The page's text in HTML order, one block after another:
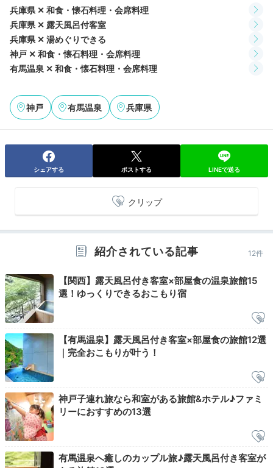
りました（笑）。
Breakfast
08:00
体が目覚める和朝食
日本料理 弓張月
朝食は、兵庫県の食材を中心とした和食膳。朝の体に沁
みるヘルシーな献立です。和室に宿泊した場合はお部
屋、洋室に宿泊した場合は日本料理レストラン「弓張
月」で、ゆっくりと頂けます。
kkmr_323
朝もお部屋食で、品数たくさんの和食でした。湯豆腐やおかずやデ
した！
兵庫県 ✕ 和食・懐石料理・会席料理
兵庫県 ✕ 露天風呂付客室
兵庫県 ✕ 湯めぐりできる
神戸 ✕ 和食・懐石料理・会席料理
有馬温泉 ✕ 和食・懐石料理・会席料理
神戸 有馬温泉 兵庫県
シェアする ポストする LINEで送る
クリップ
紹介されている記事 12件
【関西】露天風呂付き客室×部屋食の温泉旅館15
選！ゆっくりできるおこもり宿
【有馬温泉】露天風呂付き客室×部屋食の旅館12選
｜完全おこもりが叶う！
神戸子連れ旅なら和室がある旅館&ホテル♪ファミ
リーにおすすめの13選
有馬温泉へ癒しのカップル旅♪露天風呂付き客室が